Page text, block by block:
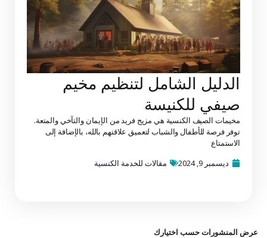
الدليل الشامل لتنظيم مخيم
صيفي للكنيسة
مخيمات الصيف الكنسية هي مزيج فريد من الإيمان والتآخي والمتعة.
توفر فرصة للأطفال والشباب لتعميق علاقتهم بالله، بالإضافة إلى
الاستمتاع
ديسمبر 9, 2024
مقالات للخدمة الكنسية
عرض المنشورات حسب اختيارك